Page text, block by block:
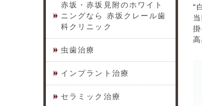
赤坂・赤坂見附のホワイト
ニングなら 赤坂クレール歯
科クリニック
虫歯治療
インプラント治療
セラミック治療
“